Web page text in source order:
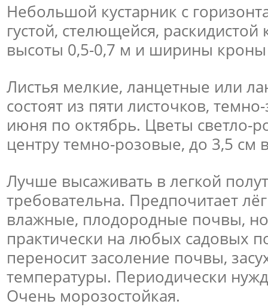
Небольшой кустарник с
густой, стелющейся, раскидистой
высоты 0,5-0,7 м и ширины
Листья мелкие, ланцетные или
состоят из пяти листочков,
июня по октябрь. Цветы светло-
центру темно-розовые, до 3,5 см
Лучше высаживать в легкой
требовательна. Предпочитает
влажные, плодородные почвы,
практически на любых садовых
переносит засоление почвы,
температуры. Периодически
Очень морозостойкая.